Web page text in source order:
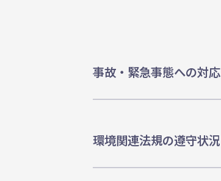
事故・緊急事態への対応
環境関連法規の遵守状況